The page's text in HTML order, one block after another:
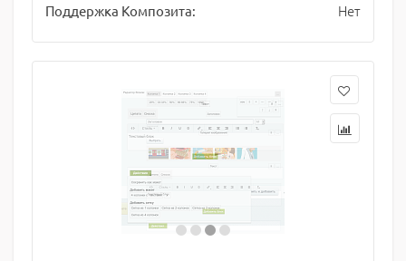
Поддержка Композита: Нет